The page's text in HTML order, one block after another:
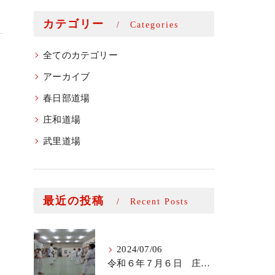
カテゴリー Categories
全てのカテゴリー
アーカイブ
春日部道場
庄和道場
武里道場
最近の投稿 Recent Posts
2024/07/06
令和６年７月６日 庄和道場少年部